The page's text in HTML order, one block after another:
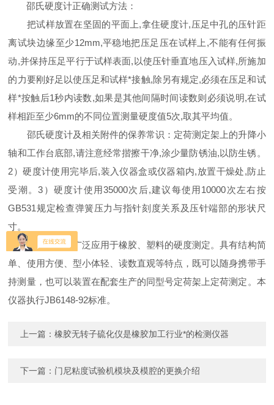
邵氏硬度计正确测试方法：
把试样放置在坚固的平面上,拿住硬度计,压足中孔的压针距
离试块边缘至少12mm,平稳地把压足压在试样上,不能有任何振
动,并保持压足平行于试样表面,以使压针垂直地压入试样,所施加
的力要刚好足以使压足和试样*接触,除另有规定,必须在压足和试
样*按触后1秒内读数,如果是其他间隔时间读数则必须说明,在试
样相距至少6mm的不同位置测量硬度值5次,取其平均值。
邵氏硬度计及相关附件的保养常识：定荷测定架上的升降小
轴和工作台底部,请注意经常揩擦干净,涂少量防锈油,以防生锈。
2）硬度计使用完毕后,装入仪器盒或仪器箱内,放置干燥处,防止
受潮。3）硬度计使用35000次后,建议每使用10000次左右按
GB531规定检查弹簧压力与指针刻度关系及压针端部的形状尺
寸。
邵氏硬度计广泛应用于橡胶、塑料的硬度测定。具有结构简
单、使用方便、型小体轻、读数直观等特点，既可以随身携带手
持测量，也可以装置在配套生产的同型号定荷架上定荷测定。本
仪器执行JB6148-92标准。
上一篇：橡胶无转子硫化仪是橡胶加工行业*的检测仪器
下一篇： 门尼粘度试验机模块及模腔的更换介绍